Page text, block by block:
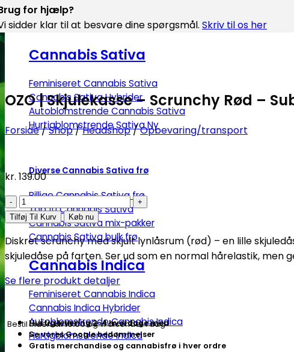
Cannabis Sativa
Feminiseret Cannabis Sativa
Cannabis Sativa Hybrider
Autoblomstrende Cannabis Sativa
Hurtigblomstrende Sativa
Diverse Cannabis Sativa frø
Billige Cannabis Sativa frø
Top 10 Cannabis Sativa
Cannabis Sativa mix-pakker
Cannabis Sativa bulk frø
Cannabis Indica
Feminiseret Cannabis Indica
Cannabis Indica Hybrider
Autoblomstrende Cannabis Indica
Hurtigblomstrende Indica
for hjælp?
sidder klar til at besvare dine spørgsmål. Skriv til os her
OZO | Skjulekasse – Scrunchy Rød –
Forside/Shop/Headshop/Opbevaring/transport
kr. 139.00
OZO
|
Skjulekasse
–
Scrunchy
Rød
Subseed.dk
antal
Tilføj Til Kurv Køb nu
Diskret scrunchy med skjult lynlåsrum (rød) – en lille
skjuledåse på farten. Ser ud som en normal hårelastik,
Se flere produkt detaljer
Bestil indenkl. 16.00og vi afsender i dag
Hurtig levering 2-4 hverdage med
Se vores Google bedømmelser
Gratis merchandise og cannabisfrø i hver ordre